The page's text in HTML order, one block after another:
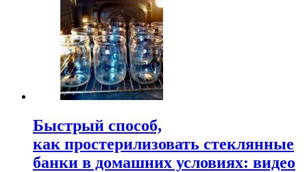
Быстрый способ,
как простерилизовать стеклянные
банки в домашних условиях: видео